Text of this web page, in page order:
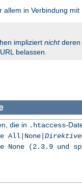
allem in Verbindung mit
impliziert nichtderen
belassen.
die in .htaccess-
All|None|
None (2.3.9 und